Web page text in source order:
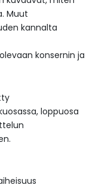
Muut
kannalta
konsernin ja
loppuosa